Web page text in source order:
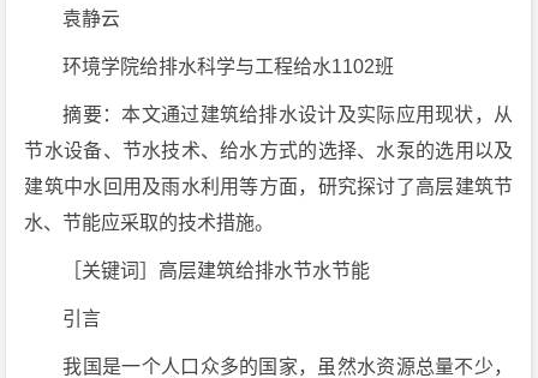
袁静云
环境学院给排水科学与工程给水1102班
摘要：本文通过建筑给排水设计及实际应用现状，从
节水设备、节水技术、给水方式的选择、水泵的选用以及
建筑中水回用及雨水利用等方面，研究探讨了高层建筑节
水、节能应采取的技术措施。
［关键词］高层建筑给排水节水节能
引言
我国是一个人口众多的国家，虽然水资源总量不少，